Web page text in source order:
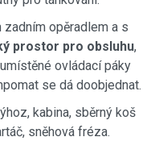
opěradlem a s
prostor pro obsluhu,
ovládací páky
se dá doobjednat.
kabina, sběrný koš
sněhová fréza.